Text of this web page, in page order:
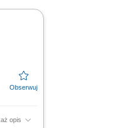
opis